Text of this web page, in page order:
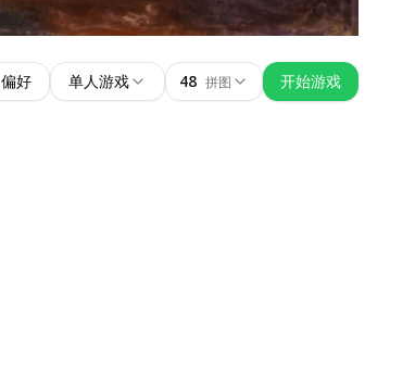
偏好 单人游戏 48 拼图
开始游戏